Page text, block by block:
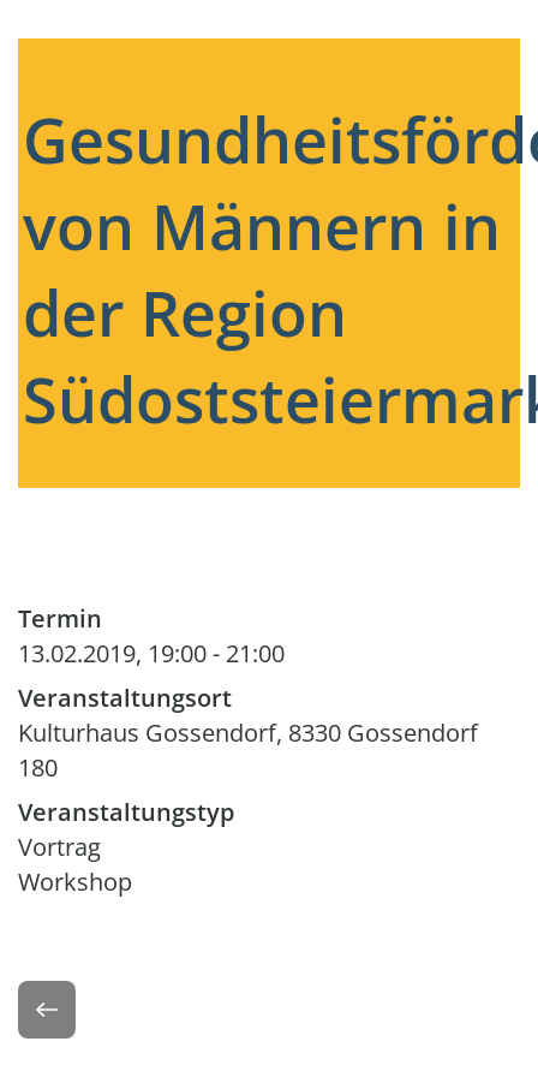
von Männern in
der Region
Termin
13.02.2019, 19:00- 21:00
Veranstaltungsort
Kulturhaus Gossendorf, 8330 Gossendorf
180
Veranstaltungstyp
Vortrag
Workshop
Zurück